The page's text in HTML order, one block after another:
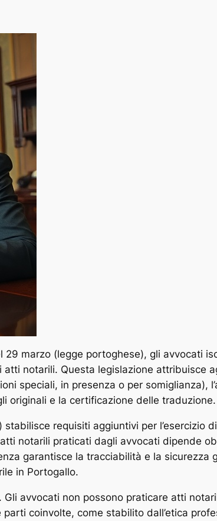
marzo (legge portoghese), gli avvocati
notarili. Questa legislazione attribuisce
speciali, in presenza o per somiglianza),
originali e la certificazione delle traduzione.
requisiti aggiuntivi per l’esercizio
notarili praticati dagli avvocati dipende
garantisce la tracciabilità e la sicurezza
in Portogallo.
avvocati non possono praticare atti
coinvolte, come stabilito dall’etica